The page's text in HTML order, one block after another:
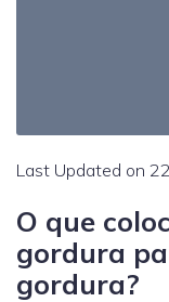
Last Updated on
O que
gordura
gordura?